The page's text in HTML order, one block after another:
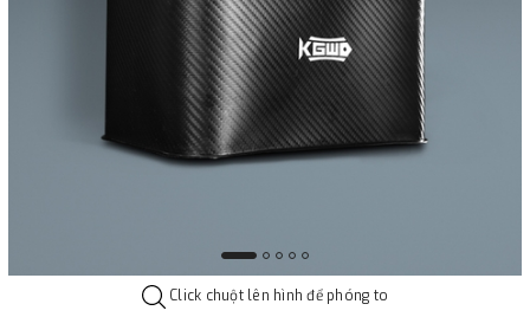
Click chuột lên hình để phóng to